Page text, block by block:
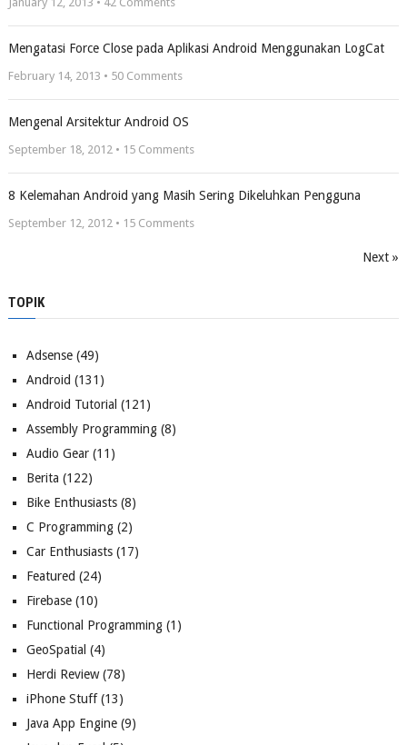
Mengatasi Force Close pada Aplikasi Android Menggunakan LogCat
February 14, 2013 • 50Comments
Mengenal Arsitektur Android OS
September 18, 2012 • 15Comments
8 Kelemahan Android yang Masih Sering Dikeluhkan Pengguna
September 12, 2012 • 15Comments
Next »
TOPIK
Adsense(49)
Android (131)
Android Tutorial (121)
Assembly Programming(8)
Audio Gear(11)
Berita (122)
Bike Enthusiasts(8)
C Programming(2)
Car Enthusiasts(17)
Featured (24)
Firebase(10)
Functional Programming(1)
GeoSpatial (4)
Herdi Review(78)
iPhone Stuff(13)
Java App Engine(9)